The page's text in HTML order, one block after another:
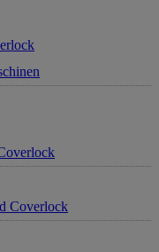
Coverlock